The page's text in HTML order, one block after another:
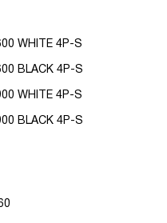
WHITE 4P-S
BLACK 4P-S
WHITE 4P-S
BLACK 4P-S